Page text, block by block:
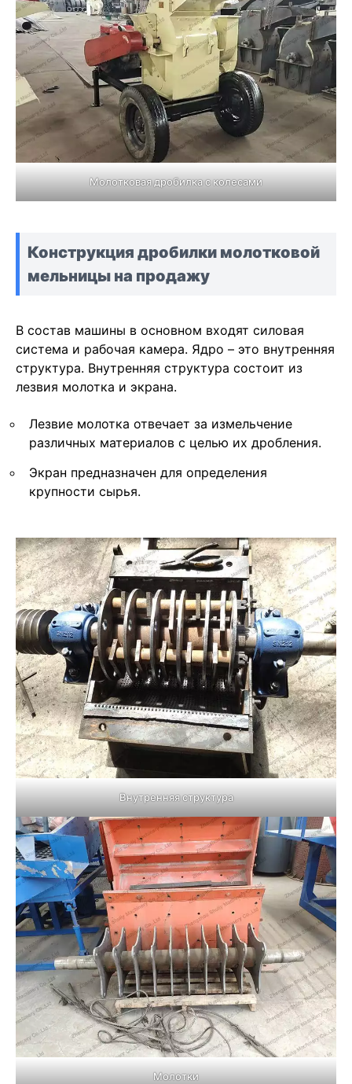
Молотковая дробилка с колесами
Конструкция дробилки молотковой
мельницы на продажу
В состав машины в основном входят силовая
система и рабочая камера. Ядро – это внутренняя
структура. Внутренняя структура состоит из
лезвия молотка и экрана.
Лезвие молотка отвечает за измельчение
различных материалов с целью их дробления.
Экран предназначен для определения
крупности сырья.
Внутренняя структура
Молотки